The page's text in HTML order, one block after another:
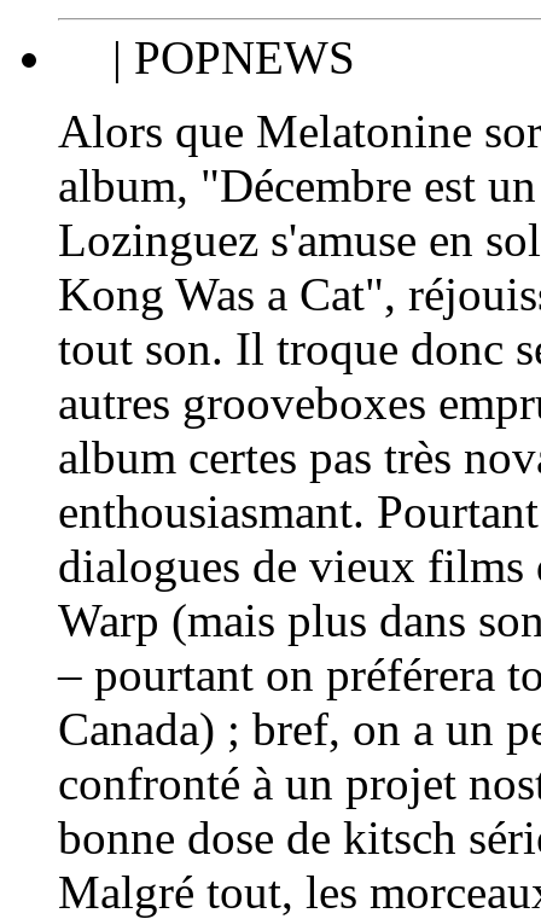
| POPNEWS
Alors que Melatonine
album, "Décembre est
Lozinguez s'amuse en
Kong Was a Cat",
tout son. Il troque donc
autres grooveboxes
album certes pas très
enthousiasmant.
dialogues de vieux films
Warp (mais plus dans
– pourtant on préférera
Canada) ; bref, on a un
confronté à un projet
bonne dose de kitsch
Malgré tout, les